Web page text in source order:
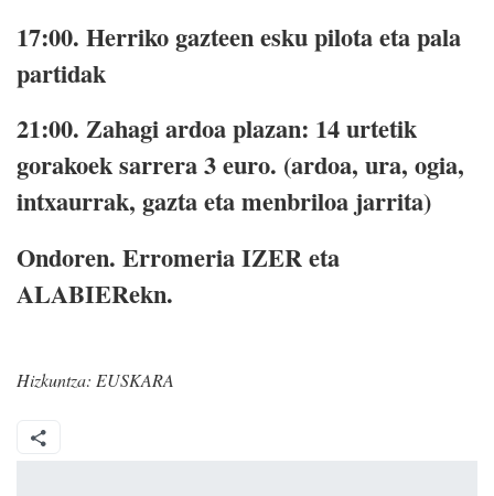
17:00. Herriko gazteen esku pilota eta pala
partidak
21:00. Zahagi ardoa plazan: 14 urtetik
gorakoek sarrera 3 euro. (ardoa, ura, ogia,
intxaurrak, gazta eta menbriloa jarrita)
Ondoren. Erromeria IZER eta
ALABIERekn.
Hizkuntza: EUSKARA